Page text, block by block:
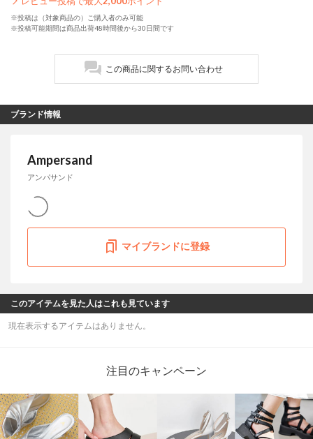
※投稿は（対象商品の）ご購入者のみ可能
※投稿可能期間は商品出荷48時間後から30日間です
この商品に関するお問い合わせ
ブランド情報
Ampersand
アンパサンド
マイブランドに登録
このアイテムを見た人はこれも見ています
現在表示するアイテムはありません。
注目のキャンペーン